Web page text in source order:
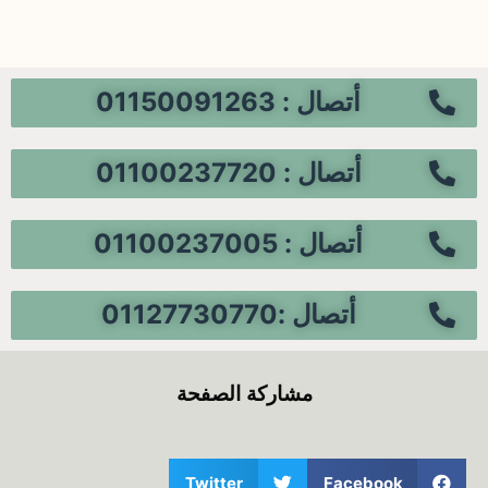
أتصال : 01150091263
أتصال : 01100237720
أتصال : 01100237005
أتصال :01127730770
مشاركة الصفحة
Facebook
Twitter